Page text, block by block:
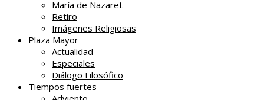
María de Nazaret
Retiro
Imágenes Religiosas
Plaza Mayor
Actualidad
Especiales
Diálogo Filosófico
Tiempos fuertes